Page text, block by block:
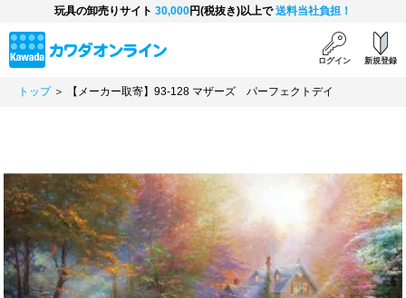
玩具の卸売りサイト 30,000円(税抜き)以上で送料当社負担！
ログイン 新規登録
トップ＞ 【メーカー取寄】93-128 マザーズ パーフェクトデイ